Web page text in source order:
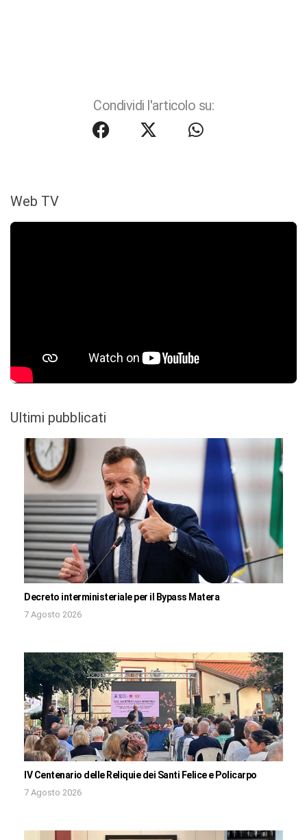
Condividi l'articolo su:
Web TV
Ultimi pubblicati
Decreto interministeriale per il Bypass Matera
7 Agosto 2026
IV Centenario delle Reliquie dei Santi Felice e Policarpo
7 Agosto 2026